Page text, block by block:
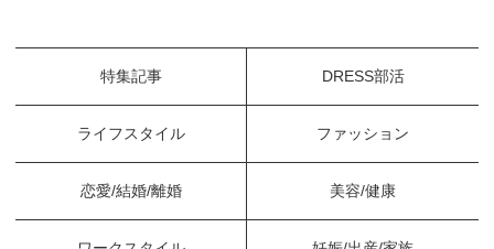
特集記事 DRESS部活
ライフスタイル ファッション
恋愛/結婚/離婚 美容/健康